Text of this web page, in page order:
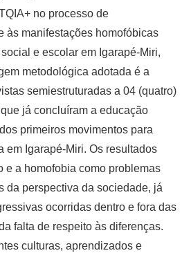
no processo de
às manifestações homofóbicas
e escolar em Igarapé-Miri,
metodológica adotada é a
semiestruturadas a 04 (quatro)
já concluíram a educação
primeiros movimentos para
em Igarapé-Miri. Os resultados
e a homofobia como problemas
da perspectiva da sociedade, já
ocorridas dentro e fora das
falta de respeito às diferenças.
culturas, aprendizados e